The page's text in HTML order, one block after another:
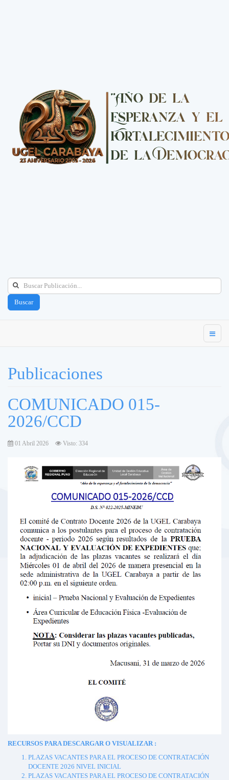
Buscar
Publicaciones
COMUNICADO 015-
2026/CCD
01 Abril 2026 Visto: 334
RECURSOS PARA DESCARGAR O VISUALIZAR :
PLAZAS VACANTES PARA EL PROCESO DE CONTRATACIÓN
DOCENTE 2026 NIVEL INICIAL
PLAZAS VACANTES PARA EL PROCESO DE CONTRATACIÓN